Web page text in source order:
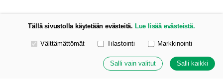
Tällä sivustolla käytetään evästeitä. Lue lisää evästeistä.
Valitse käytettävät evästeet
Välttämättömät Tilastointi Markkinointi
Salli vain valitut Salli kaikki